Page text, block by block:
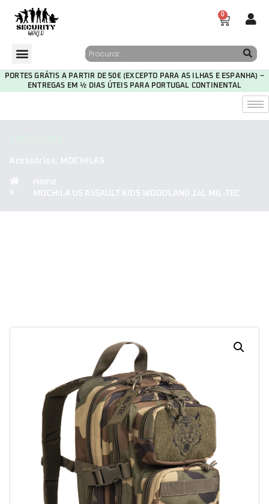
0
PORTES GRÁTIS A PARTIR DE 50€ (EXCEPTO PARA AS ILHAS E ESPANHA) –
ENTREGAS EM ½ DIAS ÚTEIS PARA PORTUGAL CONTINENTAL
Acessórios, MOCHILAS
Home
MOCHILA US ASSAULT KIDS WOODLAND 14L MIL-TEC